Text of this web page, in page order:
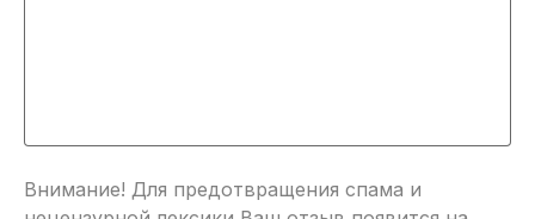
Внимание! Для предотвращения спама и